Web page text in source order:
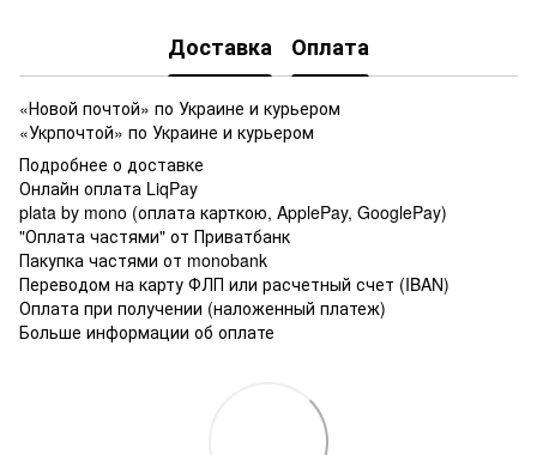
Доставка Оплата
«Новой почтой» по Украине и курьером
«Укрпочтой» по Украине и курьером
Подробнее о доставке
Онлайн оплата LiqPay
plata by mono (оплата карткою, ApplePay, GooglePay)
"Оплата частями" от Приватбанк
Пакупка частями от monobank
Переводом на карту ФЛП или расчетный счет (IBAN)
Оплата при получении (наложенный платеж)
Больше информации об оплате